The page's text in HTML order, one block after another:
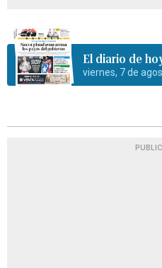
El diario de
viernes, 7 de